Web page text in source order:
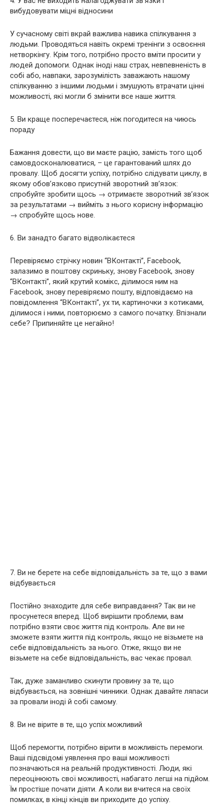
вибудовувати міцні відносини
У сучасному світі вкрай важлива навика спілкування з
людьми. Проводяться навіть окремі тренінги з освоєння
нетворкінгу. Крім того, потрібно просто вміти просити у
людей допомоги. Однак іноді наш страх, невпевненість в
собі або, навпаки, зарозумілість заважають нашому
спілкуванню з іншими людьми і змушують втрачати цінні
можливості, які могли б змінити все наше життя.
5. Ви краще посперечаєтеся, ніж погодитеся на чиюсь
пораду
Бажання довести, що ви маєте рацію, замість того щоб
самовдосконалюватися, – це гарантований шлях до
провалу. Щоб досягти успіху, потрібно слідувати циклу, в
якому обов’язково присутній зворотний зв’язок:
спробуйте зробити щось → отримаєте зворотний зв’язок
за результатами → вийміть з нього корисну інформацію
→ спробуйте щось нове.
6. Ви занадто багато відволікаєтеся
Перевіряємо стрічку новин “ВКонтакті”, Facebook,
залазимо в поштову скриньку, знову Facebook, знову
“ВКонтакті”, який крутий комікс, ділимося ним на
Facebook, знову перевіряємо пошту, відповідаємо на
повідомлення “ВКонтакті”, ух ти, картиночки з котиками,
ділимося і ними, повторюємо з самого початку. Впізнали
себе? Припиняйте це негайно!
7. Ви не берете на себе відповідальність за те, що з вами
відбувається
Постійно знаходите для себе виправдання? Так ви не
просунетеся вперед. Щоб вирішити проблеми, вам
потрібно взяти своє життя під контроль. Але ви не
зможете взяти життя під контроль, якщо не візьмете на
себе відповідальність за нього. Отже, якщо ви не
візьмете на себе відповідальність, вас чекає провал.
Так, дуже заманливо скинути провину за те, що
відбувається, на зовнішні чинники. Однак давайте ляпаси
за провали іноді й собі самому.
8. Ви не вірите в те, що успіх можливий
Щоб перемогти, потрібно вірити в можливість перемоги.
Ваші підсвідомі уявлення про ваші можливості
позначаються на реальній продуктивності. Люди, які
переоцінюють свої можливості, набагато легші на підйом.
Їм простіше почати діяти. А коли ви вчитеся на своїх
помилках, в кінці кінців ви приходите до успіху.